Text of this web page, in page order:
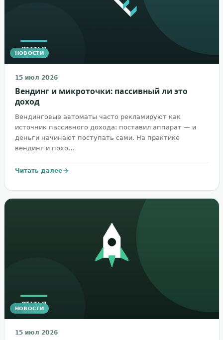
НОВОСТИ
15 июл 2026
Вендинг и микроточки: пассивный ли это
доход
Вендинговые автоматы часто рекламируют как
источник пассивного дохода: поставил аппарат — и
деньги начинают поступать сами. На практике
вендинг и похо…
Читать далее
НОВОСТИ
15 июл 2026